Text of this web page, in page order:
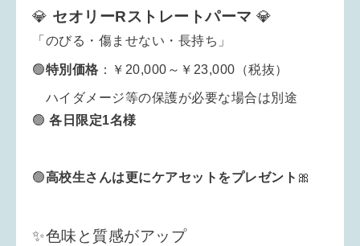
💎 セオリーRストレートパーマ 💎
「のびる・傷ませない・長持ち」
🟢特別 価格 ：￥20,000～￥23,000（税抜）
ハイダメージ等の保護が必要な場合は別途
🟢 各日限定1名様
🟢高校生さんは更にケアセットをプレゼント 🎀
✨色味と質感がアップ